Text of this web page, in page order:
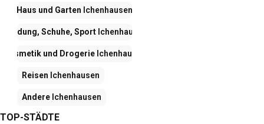
Haus und Garten Ichenhausen
Kleidung, Schuhe, SportIchenhausen
Kosmetik und DrogerieIchenhausen
Reisen Ichenhausen
Andere Ichenhausen
TOP-STÄDTE